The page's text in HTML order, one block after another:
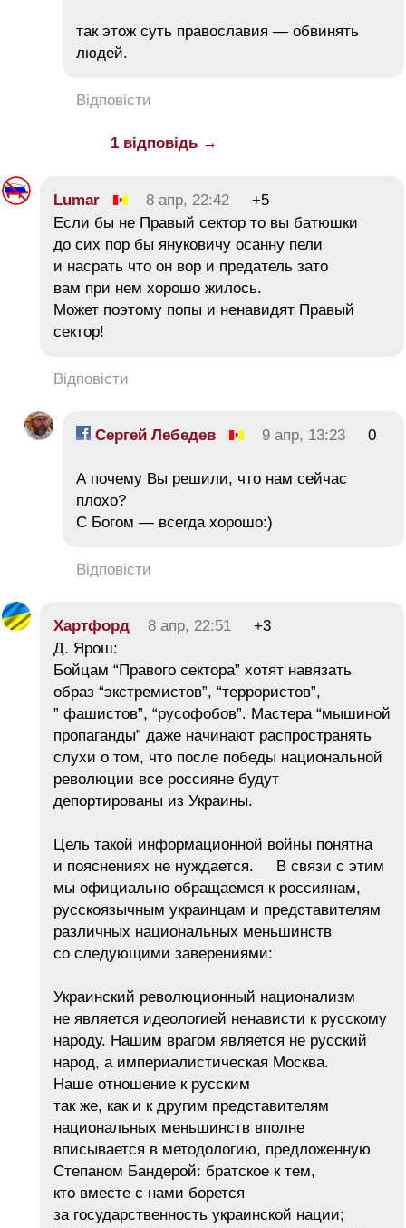
так этож суть православия — обвинять
людей.
Відповісти
1 відповідь →
Lumar 8 апр, 22:42
+5
Если бы не Правый сектор то вы батюшки
до сих пор бы януковичу осанну пели
и насрать что он вор и предатель зато
вам при нем хорошо жилось.
Может поэтому попы и ненавидят Правый
сектор!
Відповісти
Сергей Лебедев 9 апр, 13:23 0
А почему Вы решили, что нам сейчас
плохо?
С Богом — всегда хорошо:)
Відповісти
Хартфорд 8 апр, 22:51
+3
Д. Ярош:
Бойцам “Правого сектора” хотят навязать
образ “экстремистов”, “террористов”,
” фашистов”, “русофобов”. Мастера “мышиной
пропаганды” даже начинают распространять
слухи о том, что после победы национальной
революции все россияне будут
депортированы из Украины.
Цель такой информационной войны понятна
и пояснениях не нуждается. В связи с этим
мы официально обращаемся к россиянам,
русскоязычным украинцам и представителям
различных национальных меньшинств
со следующими заверениями:
Украинский революционный национализм
не является идеологией ненависти к русскому
народу. Нашим врагом является не русский
народ, а империалистическая Москва.
Наше отношение к русским
так же, как и к другим представителям
национальных меньшинств вполне
вписывается в методологию, предложенную
Степаном Бандерой: братское к тем,
кто вместе с нами борется
за государственность украинской нации;